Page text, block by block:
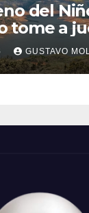
del
tome a
GUSTAVO